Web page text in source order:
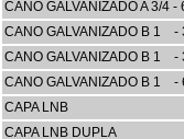
CANO GALVANIZADO A 3/4 -
CANO GALVANIZADO B 1 -
CANO GALVANIZADO B 1 -
CANO GALVANIZADO B 1 -
CAPA LNB
CAPA LNB DUPLA